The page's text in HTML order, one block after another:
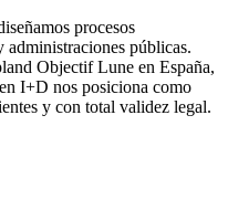
procesos
administraciones públicas.
Objectif Lune en España,
I+D nos posiciona como
y con total validez legal.